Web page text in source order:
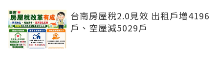
台南房屋稅2.0見效 出租戶增4196
戶、空屋減5029戶